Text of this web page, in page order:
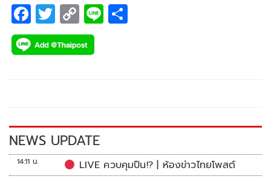
F
ac
e
k
T
wi
tt
C
o
p
k
Li
NEWS UPDATE
14:11 น. LIVE ควบคุมปืน!? | ห้องข่าวไทยโพสต์